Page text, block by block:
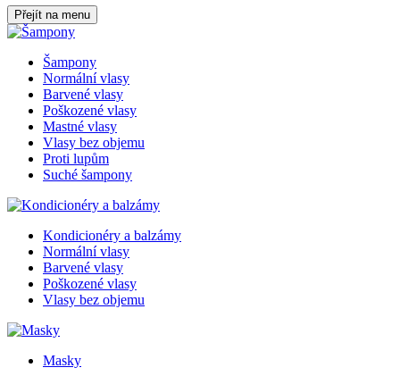
Přejít na menu
Šampony
Normální vlasy
Barvené vlasy
Poškozené vlasy
Mastné vlasy
Vlasy bez objemu
Proti lupům
Suché šampony
Kondicionéry a balzámy
Normální vlasy
Barvené vlasy
Poškozené vlasy
Vlasy bez objemu
Masky